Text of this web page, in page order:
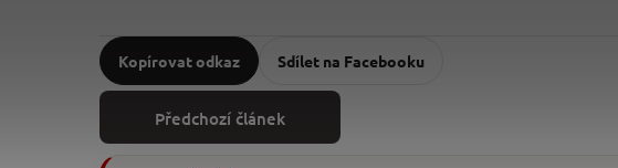
Kopírovat odkaz Sdílet na Facebooku
Předchozí článek